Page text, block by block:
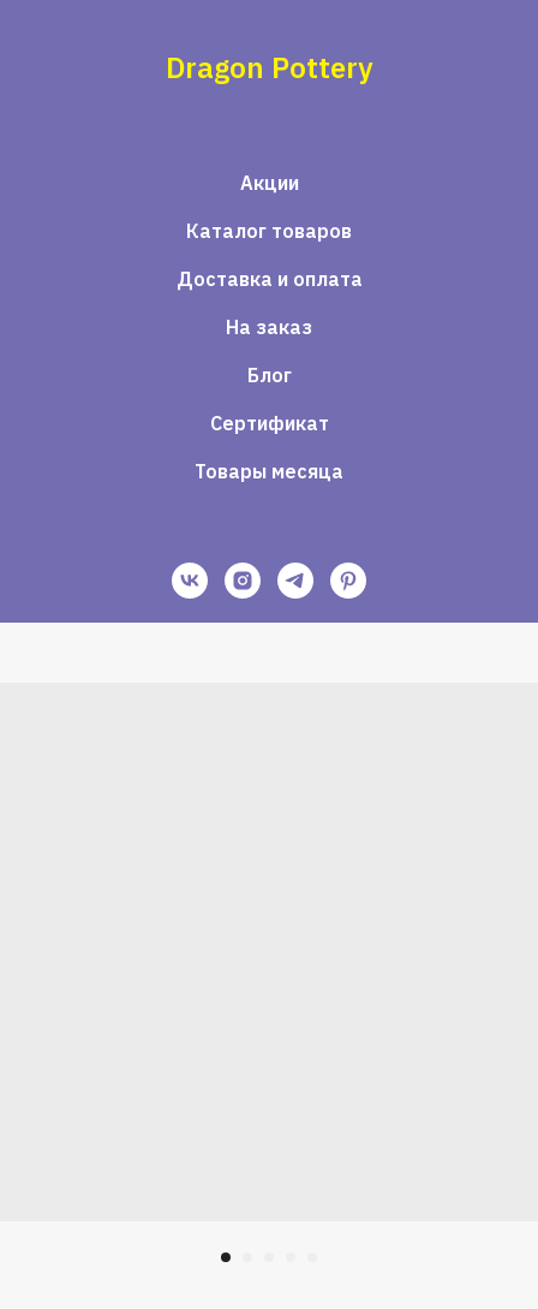
Dragon Pottery
Акции
Каталог товаров
Доставка и оплата
На заказ
Блог
Сертификат
Товары месяца